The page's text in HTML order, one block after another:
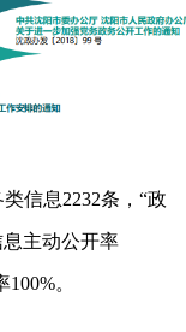
信息2232条，“政
主动公开率
。